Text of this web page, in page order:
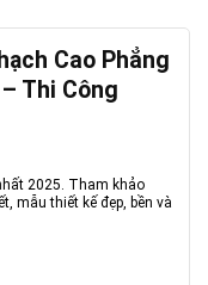
Cao Phẳng
Thi Công
2025. Tham khảo
mẫu thiết kế đẹp, bền và